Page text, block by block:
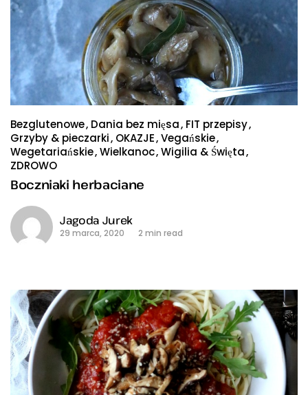
Bezglutenowe Dania bez mięsa FIT przepisy
Grzyby & pieczarki OKAZJE Vegańskie
Wegetariańskie Wielkanoc Wigilia & Święta
ZDROWO
Boczniaki herbaciane
Jagoda Jurek
29 marca, 2020 2 min read